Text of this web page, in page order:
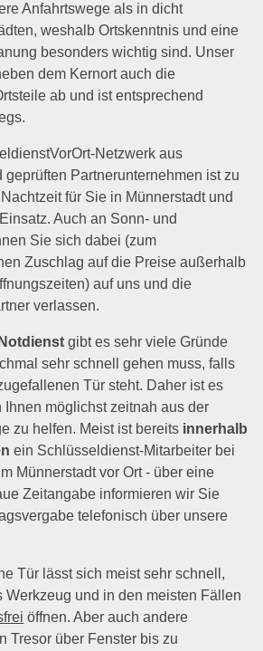
Anfahrtswege als in dicht
weshalb Ortskenntnis und eine
besonders wichtig sind. Unser
dem Kernort auch die
ab und ist entsprechend
Netzwerk aus
geprüften Partnerunternehmen ist zu
für Sie in Münnerstadt und
Auch an Sonn- und
Sie sich dabei (zum
Zuschlag auf die Preise außerhalb
auf uns und die
verlassen.
Notdienst gibt es sehr viele Gründe
sehr schnell gehen muss, falls
Tür steht. Daher ist es
Ihnen möglichst zeitnah aus der
zu helfen. Meist ist bereits innerhalb
ein Schlüsseldienst-Mitarbeiter bei
Münnerstadt vor Ort - über eine
Zeitangabe informieren wir Sie
telefonisch über unsere
Tür lässt sich meist sehr schnell,
Werkzeug und in den meisten Fällen
öffnen. Aber auch andere
Tresor über Fenster bis zu